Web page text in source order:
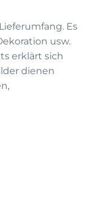
Es
usw.
erklärt sich
dienen